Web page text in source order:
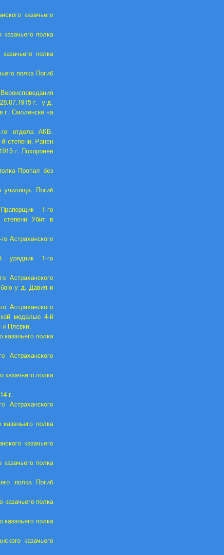
казачьего
полка
полка
полка Погиб
г. у д.
г. Смоленске на
го отдела АКВ.
степени. Ранен
г. Похоронен
Пропал без
училища. Погиб
1-го
степени Убит в
Астраханского
урядник 1-го
Астраханского
бою у д. Давия и
Астраханского
медалью 4-й
и Плевки.
полка
Астраханского
полка
г.
полка
казачьего
казачьего полка
полка Погиб
полка
полка
казачьего